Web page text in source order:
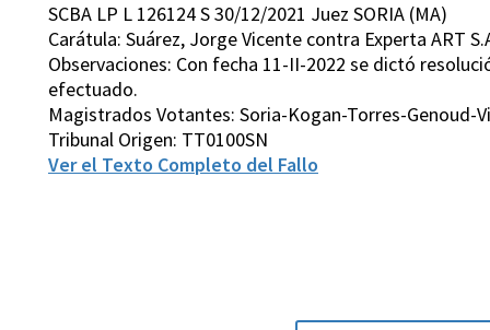
SCBA LP L 126124 S 30/12/2021 Juez SORIA (MA)
Carátula: Suárez, Jorge Vicente contra Experta ART
Observaciones: Con fecha 11-II-2022 se dictó
efectuado.
Magistrados Votantes: Soria-Kogan-Torres-Genoud-
Tribunal Origen: TT0100SN
Ver el Texto Completo del Fallo